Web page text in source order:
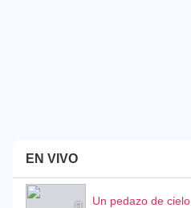
EN VIVO
Un pedazo de cielo